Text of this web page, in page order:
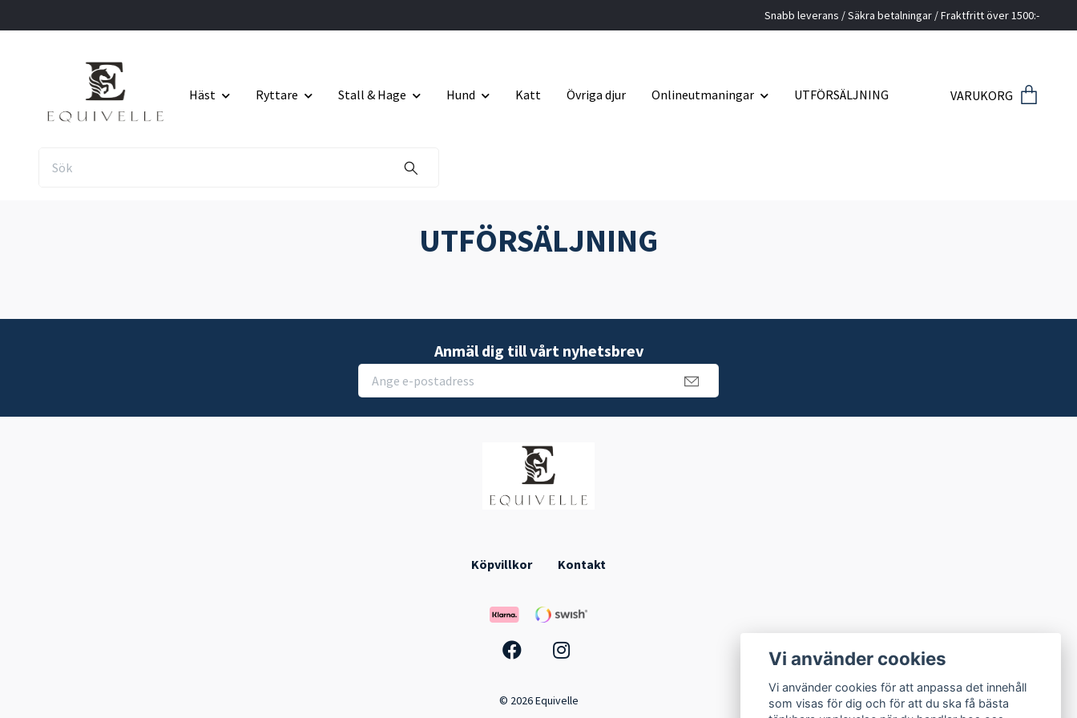
Snabb leverans / Säkra betalningar / Fraktfritt över 1500:-
Häst Ryttare Stall & Hage Hund Katt Övriga djur Onlineutmaningar UTFÖRSÄLJNING VARUKORG
UTFÖRSÄLJNING
Anmäl dig till vårt nyhetsbrev
Köpvillkor Kontakt
© 2026 Equivelle
Vi använder cookies
Vi använder cookies för att anpassa det innehåll
som visas för dig och för att du ska få bästa